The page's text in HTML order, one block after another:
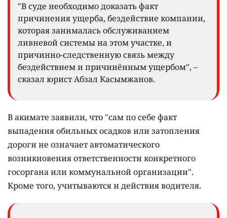
"В суде необходимо доказать факт
причинения ущерба, бездействие компании,
которая занималась обслуживанием
ливневой системы на этом участке, и
причинно-следственную связь между
бездействием и причинённым ущербом", –
сказал юрист Абзал Касымжанов.
В акимате заявили, что "сам по себе факт
выпадения обильных осадков или затопления
дороги не означает автоматического
возникновения ответственности конкретного
госоргана или коммунальной организации".
Кроме того, учитываются и действия водителя.